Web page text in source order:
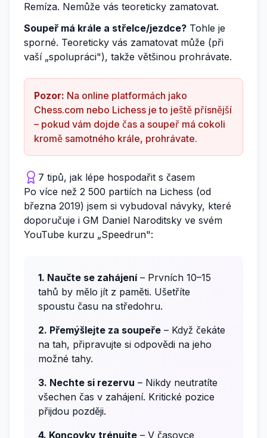
Remíza. Nemůže vás teoreticky zamatovat.
Soupeř má krále a střelce/jezdce? Tohle je
sporné. Teoreticky vás zamatovat může (při
vaší „spolupráci"), takže většinou prohrávate.
Pozor: Na online platformách jako
Chess.com nebo Lichess je to ještě přísnější
– pokud vám dojde čas a soupeř má cokoli
kromě samotného krále, prohrávate.
7 tipů, jak lépe hospodařit s časem
Po více než 2 500 partiích na Lichess (od
března 2019) jsem si vybudoval návyky, které
doporučuje i GM Daniel Naroditsky ve svém
YouTube kurzu „Speedrun":
1. Naučte se zahájení– Prvních 10–15
tahů by mělo jít z paměti. Ušetříte
spoustu času na středohru.
2. Přemýšlejte za soupeře – Když čekáte
na tah, připravujte si odpovědi na jeho
možné tahy.
3. Nechte si rezervu – Nikdy neutratíte
všechen čas v zahájení. Kritické pozice
přijdou později.
4. Koncovky trénujte – V časovce